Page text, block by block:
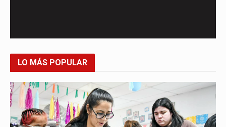
LO MÁS POPULAR